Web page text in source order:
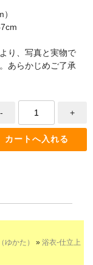
り、写真と実物で
あらかじめご了承
ゆかた） » 浴衣-仕立上